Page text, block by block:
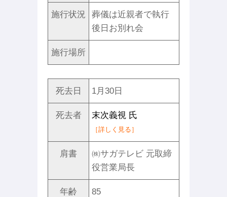
施行状況
葬儀は近親者で執行
後日お別れ会
施行場所
死去日 1月30日
死去者 末次義視 氏
［詳しく見る］
肩書
㈱サガテレビ 元取締
役営業局長
年齢 85